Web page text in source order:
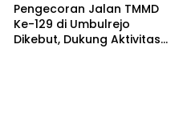
Pengecoran Jalan TMMD
Ke-129 di Umbulrejo
Dikebut, Dukung Aktivitas